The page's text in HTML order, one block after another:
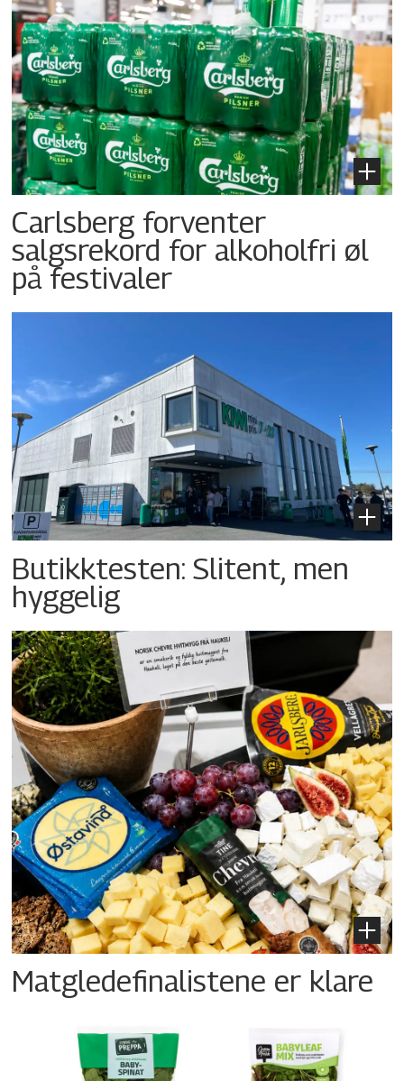
Carlsberg forventer
salgsrekord for alkoholfri øl
på festivaler
Butikktesten: Slitent, men
hyggelig
Matgledefinalistene er klare